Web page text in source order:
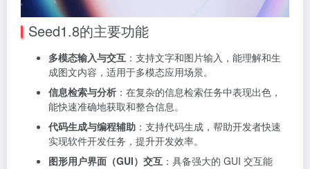
Seed1.8的主要功能
多模态输入与交互 ：支持文字和图片输入，能理解和生
成图文内容，适用于多模态应用场景。
信息检索与分析 ：在复杂的信息检索任务中表现出色，
能快速准确地获取和整合信息。
代码生成与编程辅助 ：支持代码生成，帮助开发者快速
实现软件开发任务，提升开发效率。
图形用户界面（GUI）交互 ：具备强大的 GUI 交互能